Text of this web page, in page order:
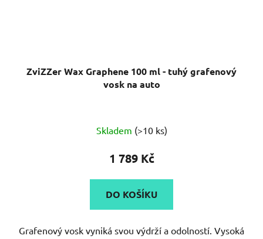
ZviZZer Wax Graphene 100 ml - tuhý grafenový
vosk na auto
Skladem (>10 ks)
1 789 Kč
DO KOŠÍKU
Grafenový vosk vyniká svou výdrží a odolností. Vysoká